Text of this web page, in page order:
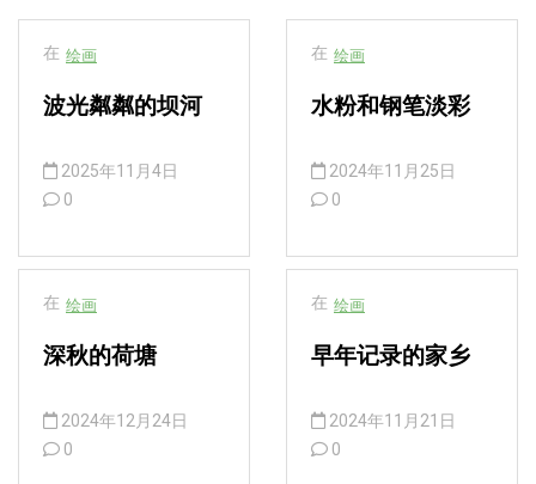
在 绘画
波光粼粼的坝河
2025年11月4日
0
在 绘画
深秋的荷塘
2024年12月24日
0
在 绘画
水粉和钢笔淡彩
2024年11月25日
0
在 绘画
早年记录的家乡
2024年11月21日
0